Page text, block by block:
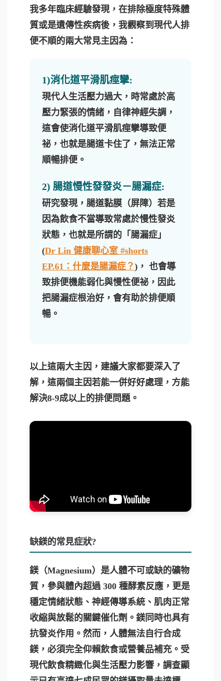
我多年臨床經驗發現，在排除極度特殊體
質或是遺傳性疾病後，我觀察到現代人排
便不順的兩大常見主因為：
1)消化道平滑肌痙攣:
現代人生活壓力過大，時常處於高
壓力緊張的情緒，自律神經失調，
這會使消化道平滑肌痙攣導致便
祕，也就是腸道卡住了，無法正常
順暢排便。
2) 腸道慢性發發炎－腸漏症:
研究發現，腸道黏膜（屏障）若是
因為飲食不當導致常處於慢性發炎
狀態，也就是所謂的「腸漏症」
(Dr Lin 健康聊心室 #shorts
EP.61：什麼是腸漏症？ )， 也會導
致排便機能弱化與慢性便祕，因此
把腸漏症根治好，會有助於排便順
暢。
以上這兩大主因，建議大家都要深入了
解，這兩個主因若能一併好好處理，方能
解決8-9成以上的排便問題。
缺鎂的常見症狀?
鎂（Magnesium）是人體不可或缺的礦物
質，參與體內超過 300 種酵素反應，更是
穩定情緒狀態、神經傳導系統、肌肉正常
收縮與放鬆的關鍵催化劑。鎂同時也具有
抗發炎作用。然而，人體無法自行合成
鎂，必須完全仰賴飲食或營養品補充。受
現代飲食精緻化與生活壓力影響，調查顯